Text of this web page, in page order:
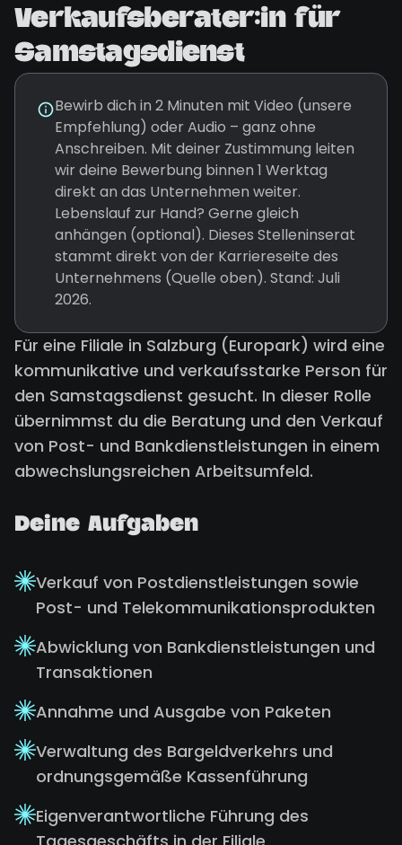
Verkaufsberater:in für
Samstagsdienst
Bewirb dich in 2 Minuten mit Video (unsere
Empfehlung) oder Audio – ganz ohne
Anschreiben. Mit deiner Zustimmung leiten
wir deine Bewerbung binnen 1 Werktag
direkt an das Unternehmen weiter.
Lebenslauf zur Hand? Gerne gleich
anhängen (optional). Dieses Stelleninserat
stammt direkt von der Karriereseite des
Unternehmens (Quelle oben). Stand: Juli
2026.
Für eine Filiale in Salzburg (Europark) wird eine
kommunikative und verkaufsstarke Person für
den Samstagsdienst gesucht. In dieser Rolle
übernimmst du die Beratung und den Verkauf
von Post- und Bankdienstleistungen in einem
abwechslungsreichen Arbeitsumfeld.
Deine Aufgaben
Verkauf von Postdienstleistungen sowie
Post- und Telekommunikationsprodukten
Abwicklung von Bankdienstleistungen und
Transaktionen
Annahme und Ausgabe von Paketen
Verwaltung des Bargeldverkehrs und
ordnungsgemäße Kassenführung
Eigenverantwortliche Führung des